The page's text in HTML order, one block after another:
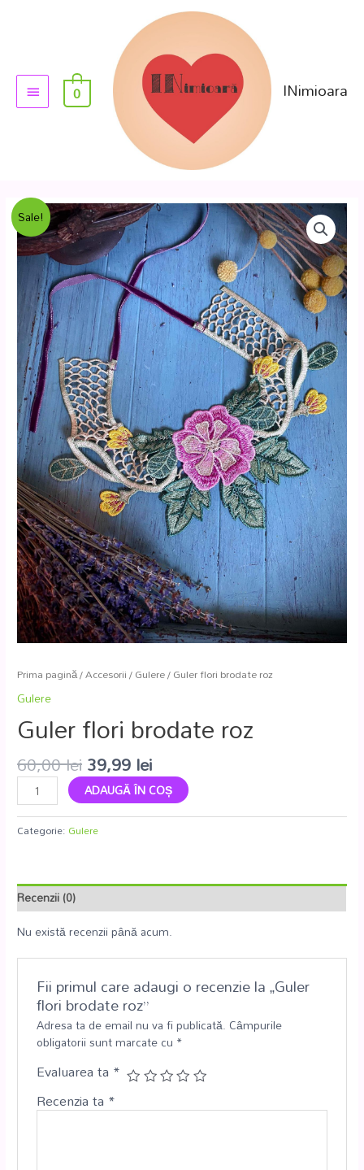
INimioara
0
Sale!
Prima pagină/Accesorii/Gulere/ Guler flori brodate roz
Gulere
Guler flori brodate roz
60,00lei39,99 lei
ADAUGĂ ÎN COȘ
Categorie: Gulere
Recenzii (0)
Nu există recenzii până acum.
Fii primul care adaugi o recenzie la „Guler
flori brodate roz”
Adresa ta de email nu va fi publicată. Câmpurile
obligatorii sunt marcate cu *
Evaluarea ta *
Recenzia ta *